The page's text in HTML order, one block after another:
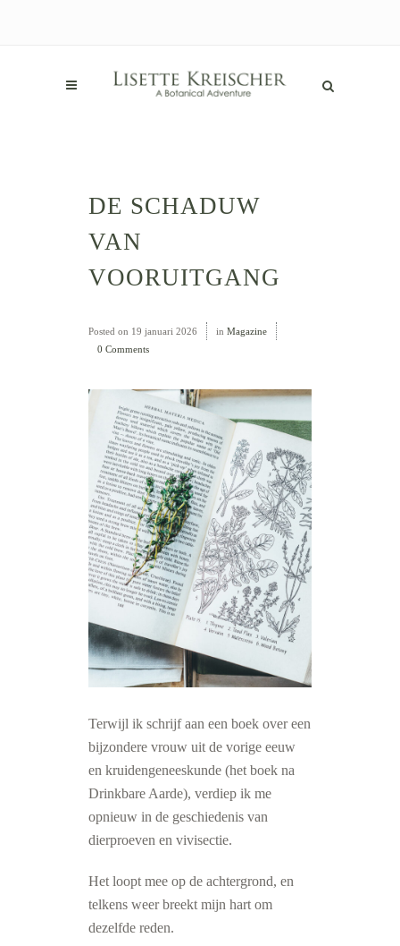
DE SCHADUW
VAN
VOORUITGANG
Posted on 19 januari 2026 in Magazine
0 Comments
Terwijl ik schrijf aan een boek over een
bijzondere vrouw uit de vorige eeuw
en kruidengeneeskunde (het boek na
Drinkbare Aarde), verdiep ik me
opnieuw in de geschiedenis van
dierproeven en vivisectie.
Het loopt mee op de achtergrond, en
telkens weer breekt mijn hart om
dezelfde reden.